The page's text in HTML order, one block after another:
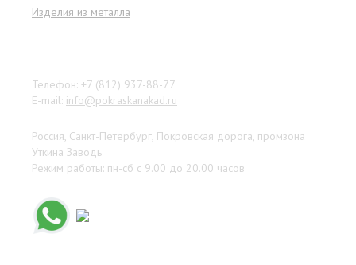
Изделия из металла
Телефон: +7 (812) 937-88-77
E-mail: info@pokraskanakad.ru
Россия, Санкт-Петербург, Покровская дорога, промзона
Уткина Заводь
Режим работы: пн-сб с 9.00 до 20.00 часов